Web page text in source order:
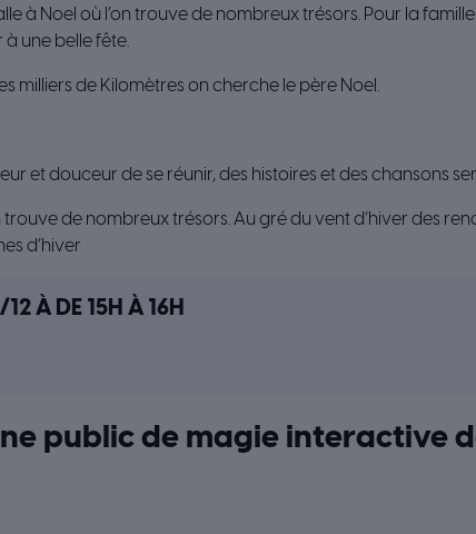
à Noel où l’on trouve de nombreux trésors. Pour la
une belle fête.
milliers de Kilomètres on cherche le père Noel.
et douceur de se réunir, des histoires et des chansons
trouve de nombreux trésors. Au gré du vent d’hiver des
d’hiver
12 À DE 15H À 16H
public de magie interactive